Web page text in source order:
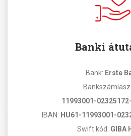
Banki
Bank: Erste
11993001-
IBAN: HU61-11993001-
Swift kód: GIBA